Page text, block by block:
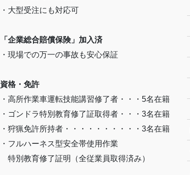
・大型受注にも対応可
「企業総合賠償保険」加入済
・現場での万一の事故も安心保証
資格・免許
・高所作業車運転技能講習修了者・・・5名在籍
・ゴンドラ特別教育修了証取得者・・・3名在籍
・狩猟免許所持者・・・・・・・・・・3名在籍
・フルハーネス型安全帯使用作業
特別教育修了証明（全従業員取得済み）